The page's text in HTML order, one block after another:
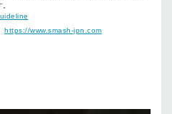
https://www.smash-jpn.com